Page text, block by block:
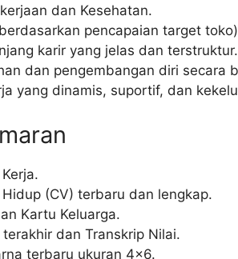
dan Kesehatan.
pencapaian target
karir yang jelas dan terstruktur.
dan pengembangan diri secara
yang dinamis, suportif, dan
(CV) terbaru dan lengkap.
Kartu Keluarga.
dan Transkrip Nilai.
terbaru ukuran 4×6.